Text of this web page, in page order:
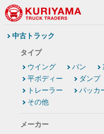
中古トラック
タイプ
ウイング
バン
平ボディー
ダンプ
トレーラー
パッカ
その他
メーカー